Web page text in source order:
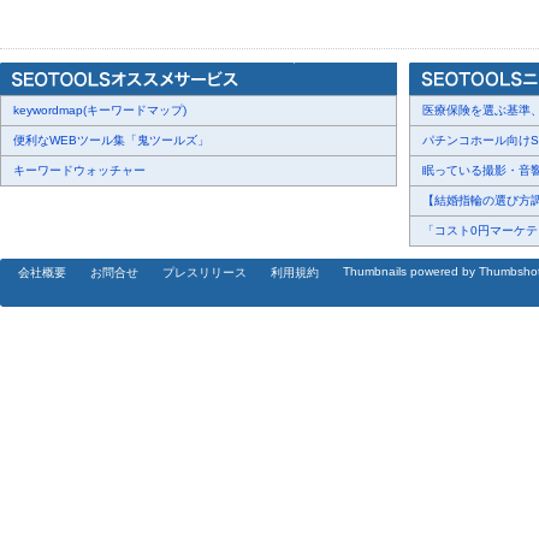
ドリームニューストップへ
keywordmap(キーワードマップ)
便利なWEBツール集「鬼ツールズ」
キーワードウォッチャー
医療保険を選ぶ基準
パチンコホール向け
眠っている撮影・音
【結婚指輪の選び方
「コスト0円マーケ
会社概要 お問合せ プレスリリース 利用規約 Thumbnails powered by